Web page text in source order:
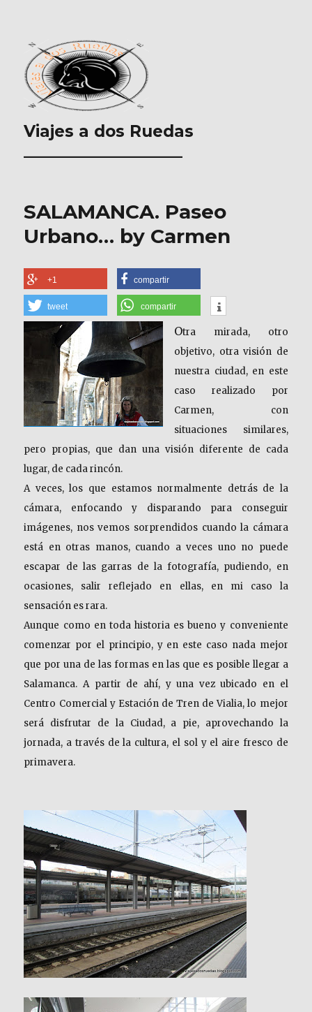
Viajes a dos Ruedas
___________________
SALAMANCA. Paseo
Urbano… by Carmen
+1 compartir
tweet compartir
Otra mirada, otro
objetivo, otra visión de
nuestra ciudad, en este
caso realizado por
Carmen, con
situaciones similares,
pero propias, que dan una visión diferente de cada
lugar, de cada rincón.
A veces, los que estamos normalmente detrás de la
cámara, enfocando y disparando para conseguir
imágenes, nos vemos sorprendidos cuando la cámara
está en otras manos, cuando a veces uno no puede
escapar de las garras de la fotografía, pudiendo, en
ocasiones, salir reflejado en ellas, en mi caso la
sensación es rara.
Aunque como en toda historia es bueno y conveniente
comenzar por el principio, y en este caso nada mejor
que por una de las formas en las que es posible llegar a
Salamanca. A partir de ahí, y una vez ubicado en el
Centro Comercial y Estación de Tren de Vialia, lo mejor
será disfrutar de la Ciudad, a pie, aprovechando la
jornada, a través de la cultura, el sol y el aire fresco de
primavera.